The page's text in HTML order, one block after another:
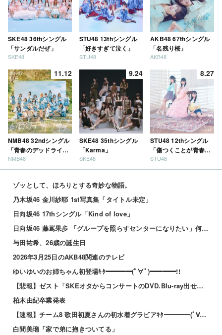
SKE48 36thシングル
「サンダルだぜ」
SKE48
STU48 13thシングル
「好きすぎて泣く」
STU48
AKB48 67thシングル
「名残り桜」
AKB48
11.12
NMB48 32ndシングル
「青春のデッドライ
ン」
NMB48
9.24
SKE48 35thシングル
「Karma」
SKE48
8.27
STU48 12thシングル
「傷つくことが青春
だ」
STU48
ゾッとして、ほろりとする奇妙な物語。
乃木坂46 金川紗耶 1st写真集「タイトル未定」
日向坂46 17thシングル「Kind of love」
日向坂46 藤嶌果歩 「グループを照らすセンターになりたい」何倍もキラキラしたかほりんが降臨【坂道の...
与田祐希、26歳の誕生日
2026年3月25日のAKB48関連のテレビ
ゆいゆいのお姉ちゃん初登場ｷﾀ━━━━(ﾟ∀ﾟ)━━━━!!
【悲報】ゼスト「SKEオタからコンサートのDVD.Blu-ray出せって言われたが2千かかるしペイで...
柏木由紀卒業発表
【速報】チーム8 歌田初夏さんの初水着グラビアｷﾀ━━━━(ﾟ∀ﾟ)━━━━!!
白間美瑠「家で弟に抱きついてる」